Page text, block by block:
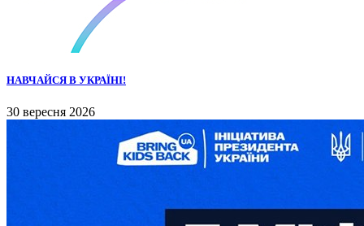
НАВЧАЙСЯ В УКРАЇНІ!
30 вересня 2026